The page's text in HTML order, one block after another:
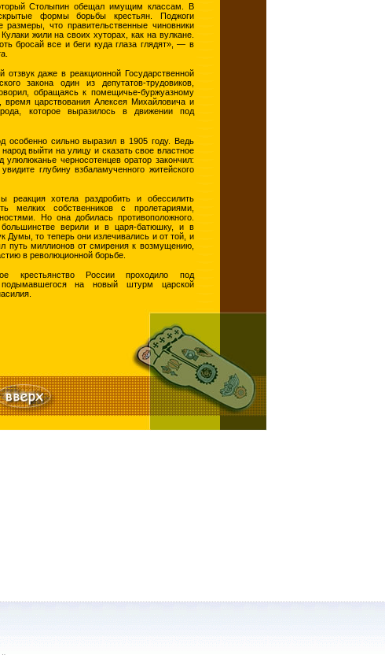
Столыпин обещал имущим классам. В
формы борьбы крестьян. Поджоги
что правительственные чиновники
жили на своих хуторах, как на вулкане.
бросай все и беги куда глаза глядят», — в
отзвук даже в реакционной Государственной
закона один из депутатов-трудовиков,
обращаясь к помещичье-буржуазному
время царствования Алексея Михайловича и
которое выразилось в движении под
особенно сильно выразил в 1905 году. Ведь
выйти на улицу и сказать свое властное
черносотенцев оратор закончил:
глубину взбаламученного житейского
хотела раздробить и обессилить
мелких собственников с пролетариями,
Но она добилась противоположного.
верили и в царя-батюшку, и в
Думы, то теперь они излечивались и от той, и
путь миллионов от смирения к возмущению,
в революционной борьбе.
крестьянство России проходило под
подымавшегося на новый штурм царской